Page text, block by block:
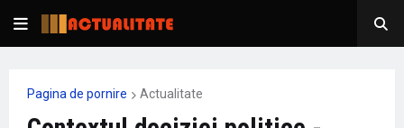
Pagina de pornire Actualitate